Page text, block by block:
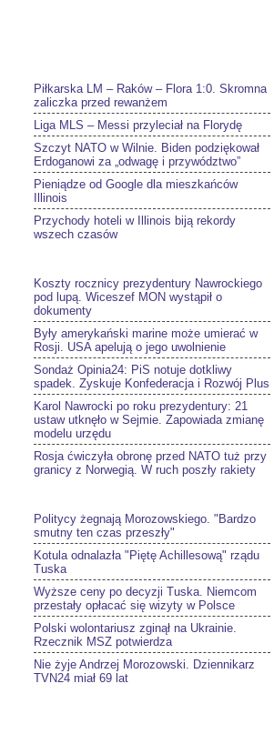
Piłkarska LM – Raków – Flora 1:0. Skromna
zaliczka przed rewanżem
Liga MLS – Messi przyleciał na Florydę
Szczyt NATO w Wilnie. Biden podziękował
Erdoganowi za „odwagę i przywództwo”
Pieniądze od Google dla mieszkańców
Illinois
Przychody hoteli w Illinois biją rekordy
wszech czasów
Koszty rocznicy prezydentury Nawrockiego
pod lupą. Wiceszef MON wystąpił o
dokumenty
Były amerykański marine może umierać w
Rosji. USA apelują o jego uwolnienie
Sondaż Opinia24: PiS notuje dotkliwy
spadek. Zyskuje Konfederacja i Rozwój Plus
Karol Nawrocki po roku prezydentury: 21
ustaw utknęło w Sejmie. Zapowiada zmianę
modelu urzędu
Rosja ćwiczyła obronę przed NATO tuż przy
granicy z Norwegią. W ruch poszły rakiety
Politycy żegnają Morozowskiego. "Bardzo
smutny ten czas przeszły"
Kotula odnalazła "Piętę Achillesową" rządu
Tuska
Wyższe ceny po decyzji Tuska. Niemcom
przestały opłacać się wizyty w Polsce
Polski wolontariusz zginął na Ukrainie.
Rzecznik MSZ potwierdza
Nie żyje Andrzej Morozowski. Dziennikarz
TVN24 miał 69 lat